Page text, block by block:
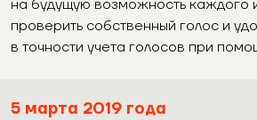
на будущую возможность каждого
проверить собственный голос и
в точности учета голосов при
5 марта 2019 года